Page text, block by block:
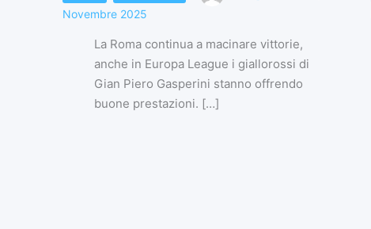
Novembre 2025
La Roma continua a macinare vittorie,
anche in Europa League i giallorossi di
Gian Piero Gasperini stanno offrendo
buone prestazioni. […]